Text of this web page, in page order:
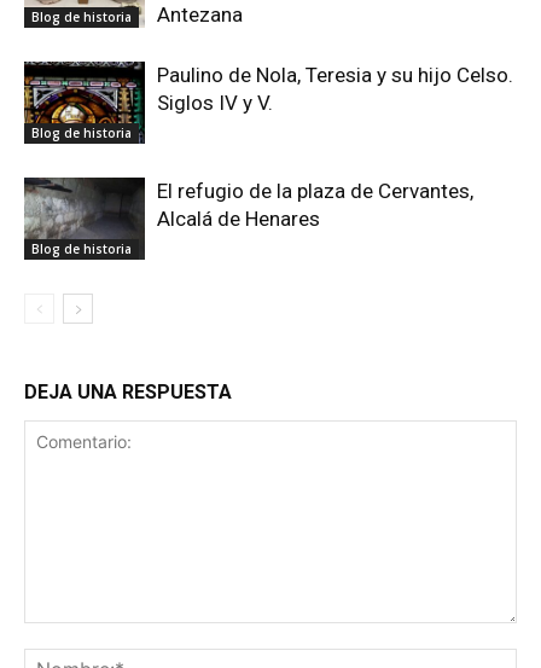
Blog de historia
Antezana
Blog de historia
Paulino de Nola, Teresia y su hijo Celso.
Siglos IV y V.
Blog de historia
El refugio de la plaza de Cervantes,
Alcalá de Henares
DEJA UNA RESPUESTA